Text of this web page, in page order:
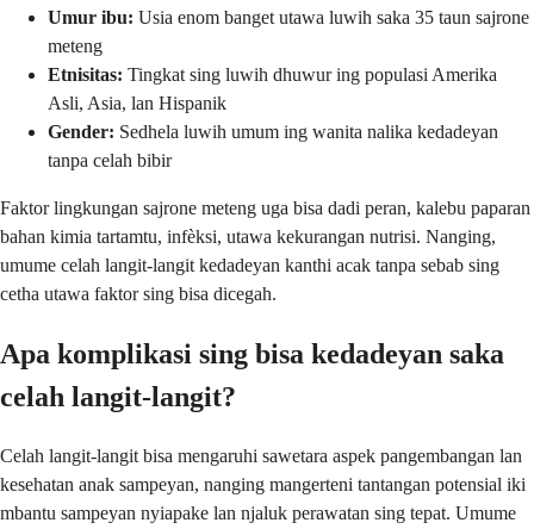
Umur ibu: Usia enom banget utawa luwih saka 35 taun sajrone
meteng
Etnisitas: Tingkat sing luwih dhuwur ing populasi Amerika
Asli, Asia, lan Hispanik
Gender: Sedhela luwih umum ing wanita nalika kedadeyan
tanpa celah bibir
Faktor lingkungan sajrone meteng uga bisa dadi peran, kalebu paparan
bahan kimia tartamtu, infèksi, utawa kekurangan nutrisi. Nanging,
umume celah langit-langit kedadeyan kanthi acak tanpa sebab sing
cetha utawa faktor sing bisa dicegah.
Apa komplikasi sing bisa kedadeyan saka
celah langit-langit?
Celah langit-langit bisa mengaruhi sawetara aspek pangembangan lan
kesehatan anak sampeyan, nanging mangerteni tantangan potensial iki
mbantu sampeyan nyiapake lan njaluk perawatan sing tepat. Umume